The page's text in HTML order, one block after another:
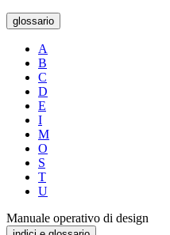
glossario
A
B
C
D
E
I
M
O
S
T
U
Manuale operativo di design